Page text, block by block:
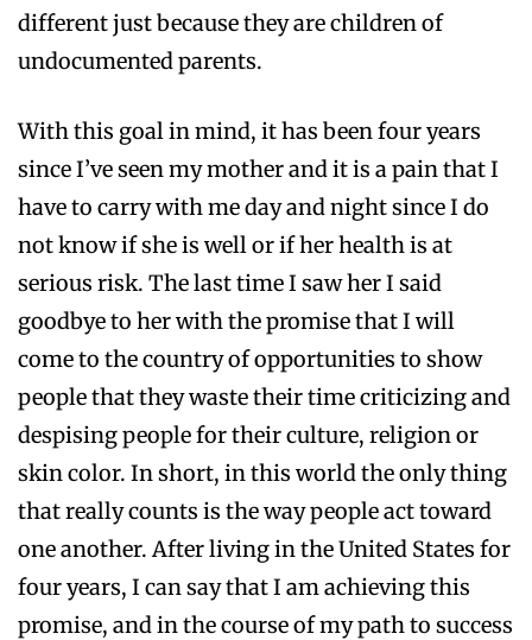
different just because they are children of
undocumented parents.
With this goal in mind, it has been four years
since I’ve seen my mother and it is a pain that I
have to carry with me day and night since I do
not know if she is well or if her health is at
serious risk. The last time I saw her I said
goodbye to her with the promise that I will
come to the country of opportunities to show
people that they waste their time criticizing and
despising people for their culture, religion or
skin color. In short, in this world the only thing
that really counts is the way people act toward
one another. After living in the United States for
four years, I can say that I am achieving this
promise, and in the course of my path to success